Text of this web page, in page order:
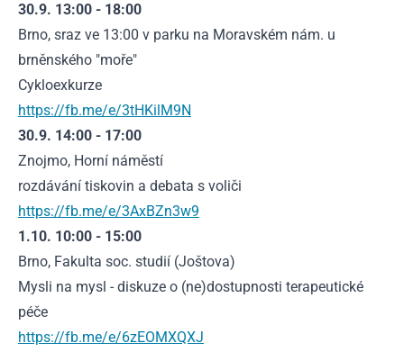
30.9. 13:00 - 18:00
Brno, sraz ve 13:00 v parku na Moravském nám. u
brněnského "moře"
Cykloexkurze
https://fb.me/e/3tHKilM9N
30.9. 14:00 - 17:00
Znojmo, Horní náměstí
rozdávání tiskovin a debata s voliči
https://fb.me/e/3AxBZn3w9
1.10. 10:00 - 15:00
Brno, Fakulta soc. studií (Joštova)
Mysli na mysl - diskuze o (ne)dostupnosti terapeutické
péče
https://fb.me/e/6zEOMXQXJ